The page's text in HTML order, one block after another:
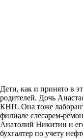
Дети, как и принято в
родителей. Дочь
КНП. Она тоже лаборант
филиале слесарем-
Анатолий Никитин и
бухгалтер по учету